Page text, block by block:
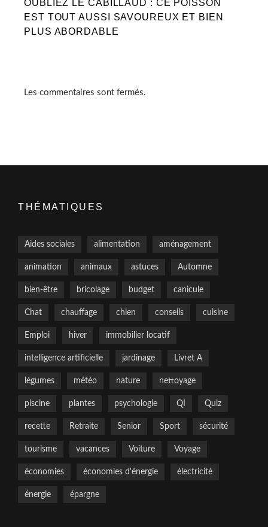
OUBLIEZ LE CABILLAUD : CE POISSON
EST TOUT AUSSI SAVOUREUX ET BIEN
PLUS ABORDABLE
Les commentaires sont fermés.
THÉMATIQUES
Aides sociales alimentation aménagement
animation animaux astuces Automne
bien-être bricolage budget canicule
Chat chauffage chien conseils cuisine
Emploi hiver immobilier locatif
intelligence artificielle jardinage Livret A
légumes météo nature nettoyage
piscine plantes psychologie QI Quiz
recette Retraite Senior Sport sécurité
tourisme vacances Voiture Voyage
économies économies d'énergie électricité
énergie épargne